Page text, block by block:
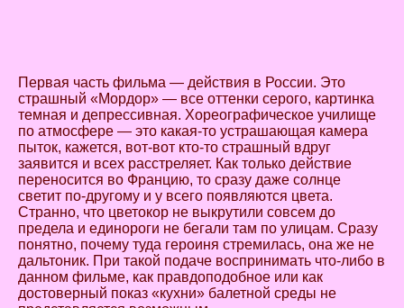
Первая часть фильма — действия в России. Это
страшный «Мордор» — все оттенки серого, картинка
темная и депрессивная. Хореографическое училище
по атмосфере — это какая-то устрашающая камера
пыток, кажется, вот-вот кто-то страшный вдруг
заявится и всех расстреляет. Как только действие
переносится во Францию, то сразу даже солнце
светит по-другому и у всего появляются цвета.
Странно, что цветокор не выкрутили совсем до
предела и единороги не бегали там по улицам. Сразу
понятно, почему туда героиня стремилась, она же не
дальтоник. При такой подаче воспринимать что-либо в
данном фильме, как правдоподобное или как
достоверный показ «кухни» балетной среды не